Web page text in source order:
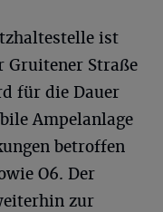
ist
Gruitener Straße
für die Dauer
Ampelanlage
betroffen
O6. Der
zur